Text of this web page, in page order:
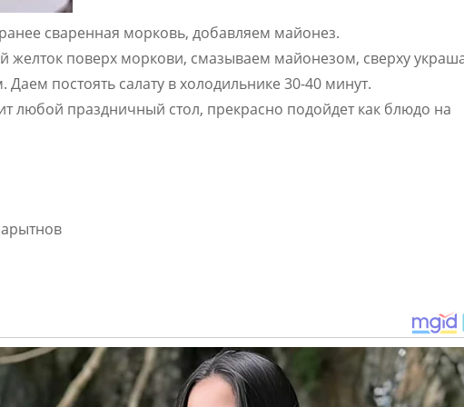
сваренная морковь, добавляем майонез.
желток поверх моркови, смазываем майонезом, сверху
постоять салату в холодильнике 30-40 минут.
любой праздничный стол, прекрасно подойдет как блюдо на